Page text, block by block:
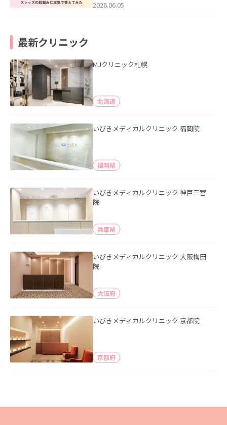
2026.06.05
最新クリニック
MJクリニック札幌
北海道
いびきメディカルクリニック 福岡院
福岡県
いびきメディカルクリニック 神戸三宮
院
兵庫県
いびきメディカルクリニック 大阪梅田
院
大阪府
いびきメディカルクリニック 京都院
京都府